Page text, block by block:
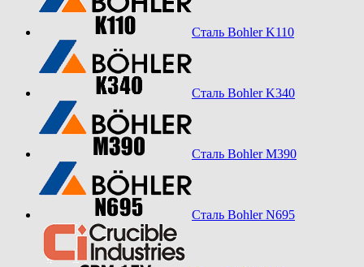
Сталь Bohler K110
Сталь Bohler K340
Сталь Bohler M390
Сталь Bohler N695